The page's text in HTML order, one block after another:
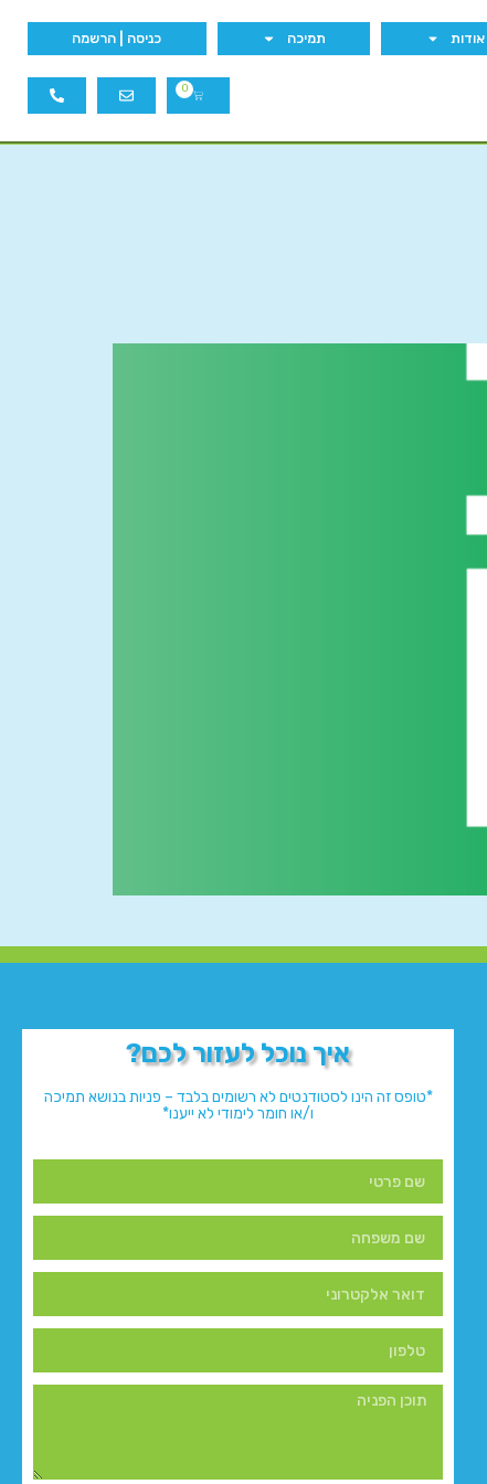
אודות תמיכה כניסה | הרשמה
0
איך נוכל לעזור לכם?
*טופס זה הינו לסטודנטים לא רשומים בלבד – פניות בנושא תמיכה
ו/או חומר לימודי לא ייענו*